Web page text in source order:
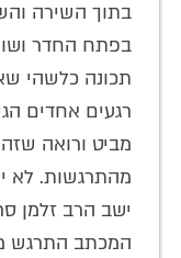
בתוך השירה
בפתח החדר
תכונה כלשהי
רגעים אחדים
מביט ורואה
מהתרגשות. לא
ישב הרב זלמן
המכתב התרגש